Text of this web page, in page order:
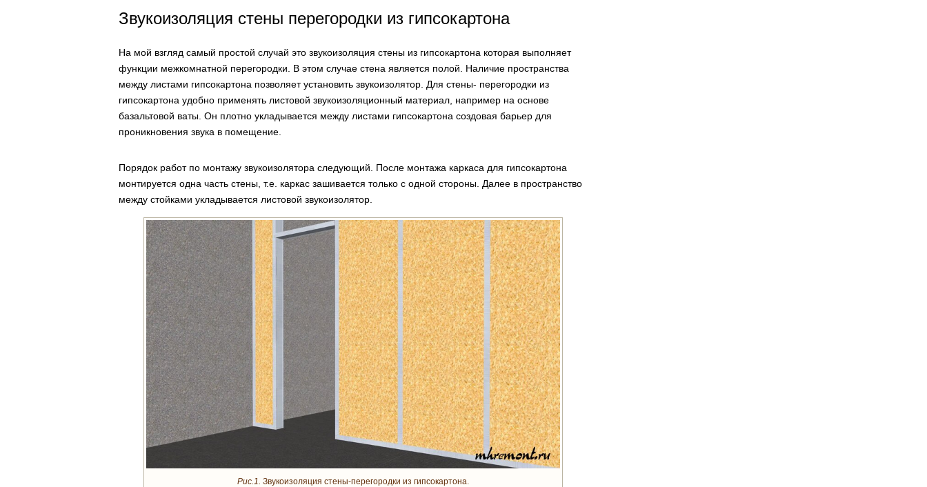
Звукоизоляция стены перегородки из гипсокартона
На мой взгляд самый простой случай это звукоизоляция стены из гипсокартона которая выполняет
функции межкомнатной перегородки. В этом случае стена является полой. Наличие пространства
между листами гипсокартона позволяет установить звукоизолятор. Для стены- перегородки из
гипсокартона удобно применять листовой звукоизоляционный материал, например на основе
базальтовой ваты. Он плотно укладывается между листами гипсокартона создовая барьер для
проникновения звука в помещение.
Порядок работ по монтажу звукоизолятора следующий. После монтажа каркаса для гипсокартона
монтируется одна часть стены, т.е. каркас зашивается только с одной стороны. Далее в пространство
между стойками укладывается листовой звукоизолятор.
Рис.1. Звукоизоляция стены-перегородки из гипсокартона.